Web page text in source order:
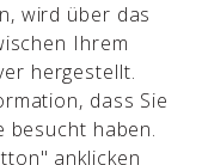
wird über das
Ihrem
hergestellt.
dass Sie
besucht haben.
anklicken